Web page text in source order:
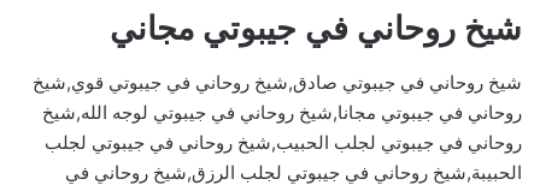
شيخ روحاني في جيبوتي مجاني
شيخ روحاني في جيبوتي صادق,شيخ روحاني في جيبوتي قوي,شيخ
روحاني في جيبوتي مجانا,شيخ روحاني في جيبوتي لوجه الله,شيخ
روحاني في جيبوتي لجلب الحبيب,شيخ روحاني في جيبوتي لجلب
الحبيبة,شيخ روحاني في جيبوتي لجلب الرزق,شيخ روحاني في